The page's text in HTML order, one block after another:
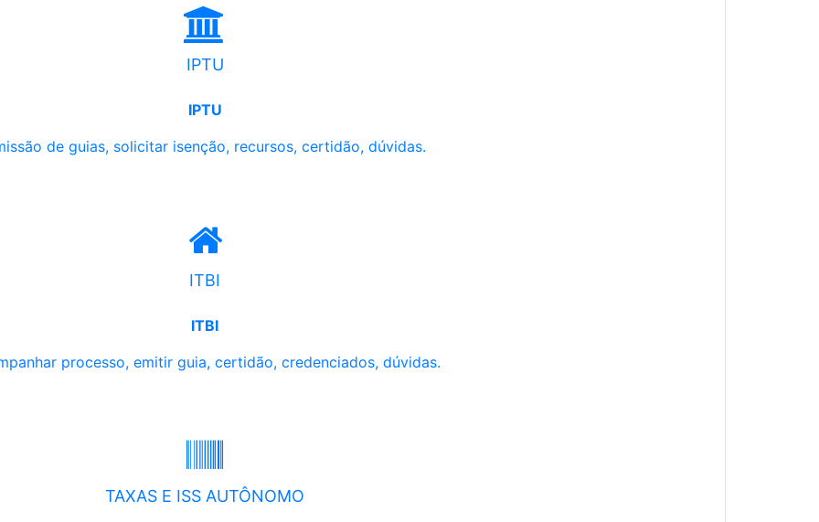
IPTU
IPTU
de guias, solicitar isenção, recursos, certidão, dúvidas.
ITBI
ITBI
processo, emitir guia, certidão, credenciados, dúvidas.
TAXAS E ISS AUTÔNOMO